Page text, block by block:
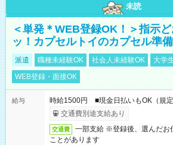
未読
＜単発＊WEB登録OK！＞指示
ッ！カプセルトイのカプセル準備
派遣 職種未経験OK 社会人未経験OK 大学
WEB登録・面接OK
給与
時給1500円 ■現金日払いもOK（規定
交通費別途支給あり
交通費
一部支給 ※登録後、選んだお
ことがあります